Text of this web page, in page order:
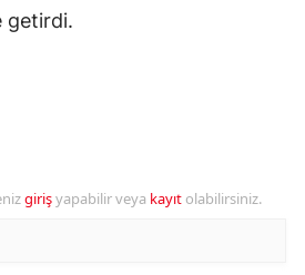
getirdi.
girişyapabilir veya kayıt olabilirsiniz.